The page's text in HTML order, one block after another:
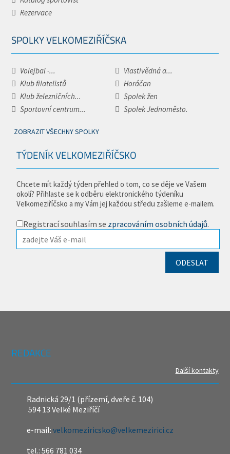
Rezervace
SPOLKY VELKOMEZIŘÍČSKA
Volejbal -...
Vlastivědná a...
Klub filatelistů
Horáčan
Klub železničních...
Spolek žen
Sportovní centrum...
Spolek Jednoměsto.
ZOBRAZIT VŠECHNY SPOLKY
TÝDENÍK VELKOMEZIŘÍČSKO
Chcete mít každý týden přehled o tom, co se děje ve Vašem
okolí? Přihlaste se k odběru elektronického týdeníku
Velkomeziříčsko a my Vám jej každou středu zašleme e-mailem.
Registrací souhlasím se zpracováním osobních údajů.
REDAKCE
Další kontakty
Radnická 29/1 (přízemí, dveře č. 104)
594 13 Velké Meziříčí
e-mail:velkomeziricsko@velkemezirici.cz
tel.: 566 781 034